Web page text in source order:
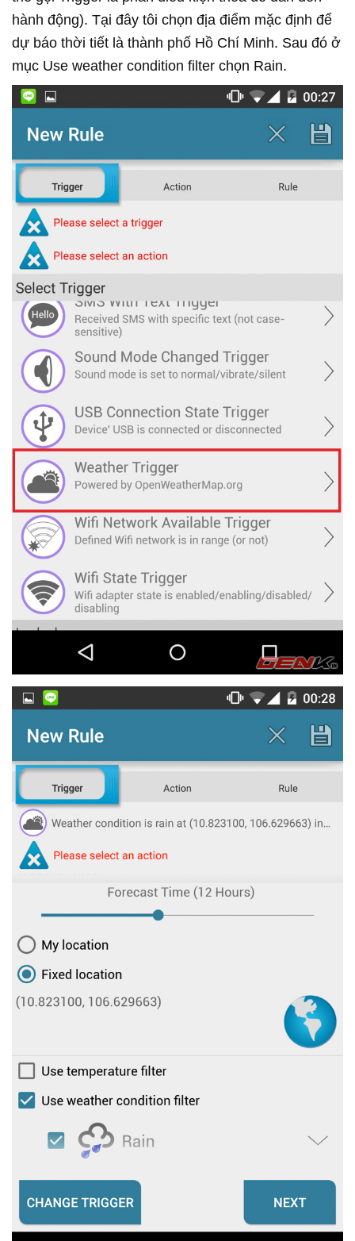
hành động). Tại đây tôi chọn địa điểm mặc định để
dự báo thời tiết là thành phố Hồ Chí Minh. Sau đó ở
mục Use weather condition filter chọn Rain.